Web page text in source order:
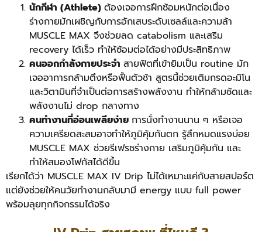
นักกีฬา (Athlete) ต้องเจอการฝึกซ้อมหนักต่อเนื่อง
ร่างกายมักเผชิญกับการอักเสบระดับเซลล์และความล้า
MUSCLE MAX จึงช่วยลด catabolism และเสริม
recovery ได้เร็ว ทำให้ซ้อมต่อได้อย่างมีประสิทธิภาพ
คนออกกำลังกายประจำ สายฟิตที่เข้ายิมเป็น routine มัก
เจออาการกล้ามตึงหรือฟื้นตัวช้า สูตรนี้ช่วยเติมกรดอะมิโน
และวิตามินที่จำเป็นต่อการสร้างพลังงาน ทำให้กล้ามชัดและ
พลังงานไม่ drop กลางทาง
คนทำงานที่อ่อนเพลียง่าย การนั่งทำงานนาน ๆ หรือเจอ
ความเครียดสะสมอาจทำให้ภูมิคุ้มกันตก รู้สึกหมดแรงบ่อย
MUSCLE MAX ช่วยรีเฟรชร่างกาย เสริมภูมิคุ้มกัน และ
ทำให้สมองโฟกัสได้ดีขึ้น
เรียกได้ว่า MUSCLE MAX IV Drip ไม่ได้เหมาะแค่กับสายสปอร์ต
แต่ยังช่วยให้คนวัยทำงานกลับมามี energy แบบ full power
พร้อมลุยทุกกิจกรรมได้จริง